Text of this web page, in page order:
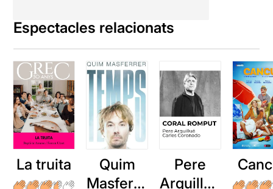
Espectacles relacionats
La truita
Quim
Masferre
Pere
Arquillué